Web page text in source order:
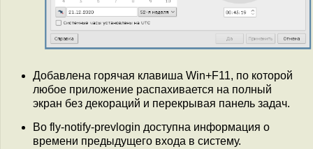
Добавлена горячая клавиша Win+F11, по которой
любое приложение распахивается на полный
экран без декораций и перекрывая панель задач.
Во fly-notify-prevlogin доступна информация о
времени предыдущего входа в систему.